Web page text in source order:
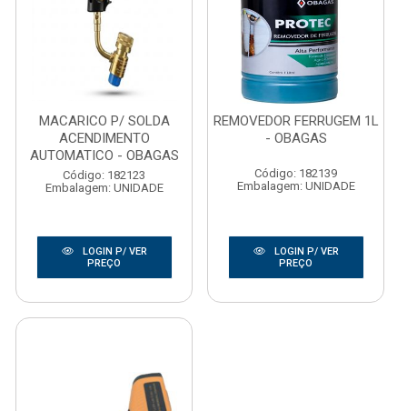
MACARICO P/ SOLDA
ACENDIMENTO
AUTOMATICO - OBAGAS
Código: 182123
Embalagem: UNIDADE
LOGIN P/ VER
PREÇO
REMOVEDOR FERRUGEM 1L
- OBAGAS
Código: 182139
Embalagem: UNIDADE
LOGIN P/ VER
PREÇO